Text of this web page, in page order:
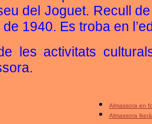
del Joguet. Recull
de 1940. Es troba en
les activitats
Almassora en
Almassora